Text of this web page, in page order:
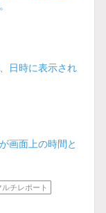
日時に表示され
画面上の時間と
ルチレポート